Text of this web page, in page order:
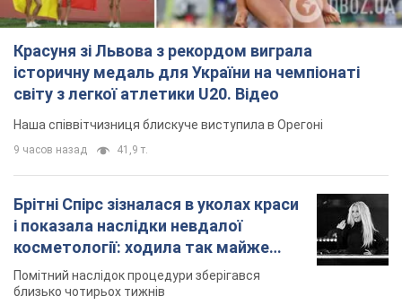
Красуня зі Львова з рекордом виграла
історичну медаль для України на чемпіонаті
світу з легкої атлетики U20. Відео
Наша співвітчизниця блискуче виступила в Орегоні
9 часов назад 41,9 т.
Брітні Спірс зізналася в уколах краси
і показала наслідки невдалої
косметології: ходила так майже
місяць
Помітний наслідок процедури зберігався
близько чотирьох тижнів